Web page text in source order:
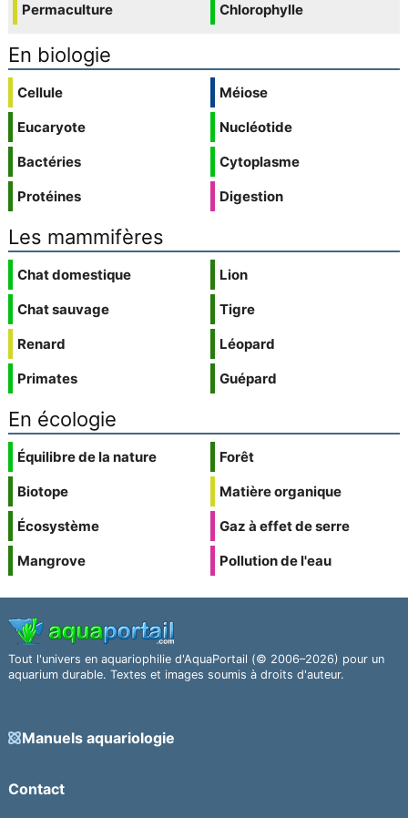
Permaculture
Chlorophylle
En biologie
Cellule
Eucaryote
Bactéries
Protéines
Méiose
Nucléotide
Cytoplasme
Digestion
Les mammifères
Chat domestique
Chat sauvage
Renard
Primates
Lion
Tigre
Léopard
Guépard
En écologie
Équilibre de la nature
Biotope
Écosystème
Mangrove
Forêt
Matière organique
Gaz à effet de serre
Pollution de l'eau
Tout l'univers en aquariophilie d'AquaPortail (© 2006–2026) pour un
aquarium durable. Textes et images soumis à droits d'auteur.
Manuels aquariologie
Contact